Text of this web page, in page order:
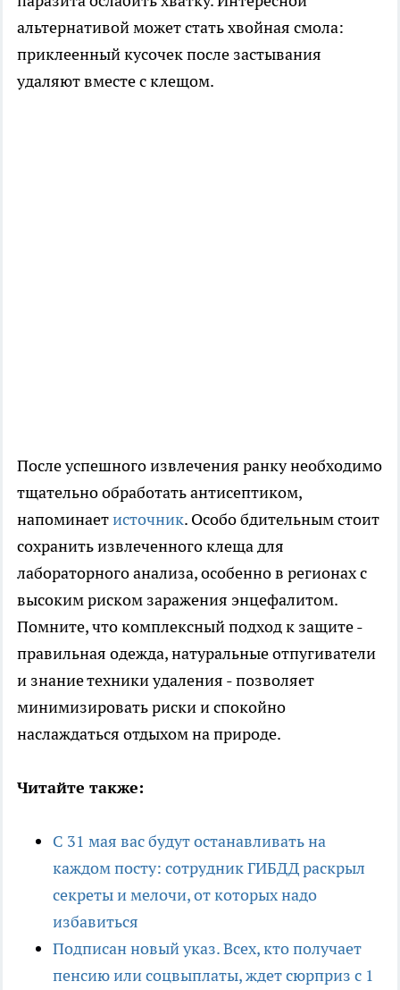
альтернативой может стать хвойная смола:
приклеенный кусочек после застывания
удаляют вместе с клещом.
После успешного извлечения ранку необходимо
тщательно обработать антисептиком,
напоминаетисточник. Особо бдительным стоит
сохранить извлеченного клеща для
лабораторного анализа, особенно в регионах с
высоким риском заражения энцефалитом.
Помните, что комплексный подход к защите -
правильная одежда, натуральные отпугиватели
и знание техники удаления - позволяет
минимизировать риски и спокойно
наслаждаться отдыхом на природе.
Читайте также:
С 31 мая вас будут останавливать на
каждом посту: сотрудник ГИБДД раскрыл
секреты и мелочи, от которых надо
избавиться
Подписан новый указ. Всех, кто получает
пенсию или соцвыплаты, ждет сюрприз с 1